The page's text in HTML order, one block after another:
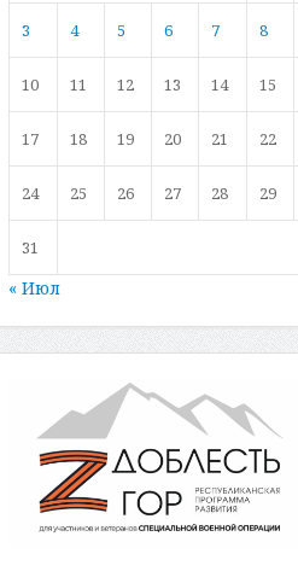
3 4 5 6 7 8
10 11 12 13 14 15
17 18 19 20 21 22
24 25 26 27 28 29
31
« Июл